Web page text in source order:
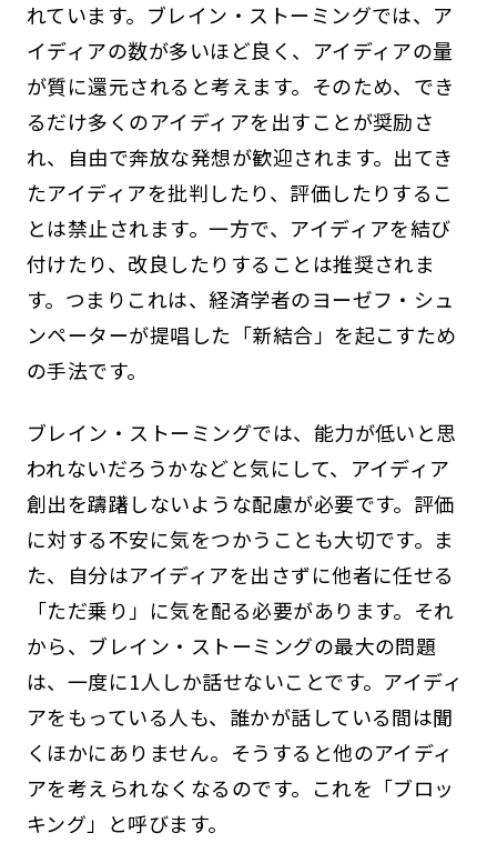
れています。ブレイン・ストーミングでは、ア
イディアの数が多いほど良く、アイディアの量
が質に還元されると考えます。そのため、でき
るだけ多くのアイディアを出すことが奨励さ
れ、自由で奔放な発想が歓迎されます。出てき
たアイディアを批判したり、評価したりするこ
とは禁止されます。一方で、アイディアを結び
付けたり、改良したりすることは推奨されま
す。つまりこれは、経済学者のヨーゼフ・シュ
ンペーターが提唱した「新結合」を起こすため
の手法です。
ブレイン・ストーミングでは、能力が低いと思
われないだろうかなどと気にして、アイディア
創出を躊躇しないような配慮が必要です。評価
に対する不安に気をつかうことも大切です。ま
た、自分はアイディアを出さずに他者に任せる
「ただ乗り」に気を配る必要があります。それ
から、ブレイン・ストーミングの最大の問題
は、一度に1人しか話せないことです。アイディ
アをもっている人も、誰かが話している間は聞
くほかにありません。そうすると他のアイディ
アを考えられなくなるのです。これを「ブロッ
キング」と呼びます。